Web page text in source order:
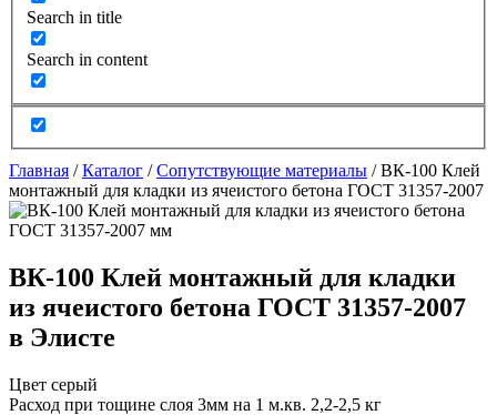
Search in title
Search in content
Главная /Каталог /Сопутствующие материалы /ВК-100 Клей
монтажный для кладки из ячеистого бетона ГОСТ 31357-2007
ВК-100 Клей монтажный для кладки
из ячеистого бетона ГОСТ 31357-2007
в Элисте
Цвет серый
Расход при тощине слоя 3мм на 1 м.кв. 2,2-2,5 кг